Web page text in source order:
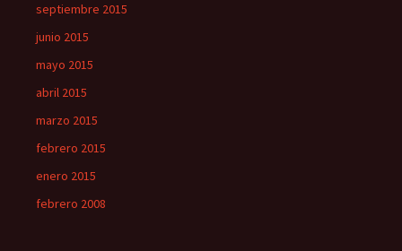
septiembre 2015
junio 2015
mayo 2015
abril 2015
marzo 2015
febrero 2015
enero 2015
febrero 2008